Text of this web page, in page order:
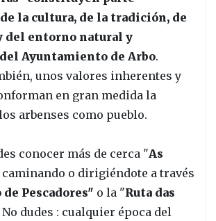
la cultura, de la tradición, de
del entorno natural y
Ayuntamiento de Arbo.
unos valores inherentes y
en gran medida la
arbenses como pueblo.
conocer más de cerca "As
caminando o dirigiéndote a través
de Pescadores" o la "Ruta das
No dudes : cualquier época del